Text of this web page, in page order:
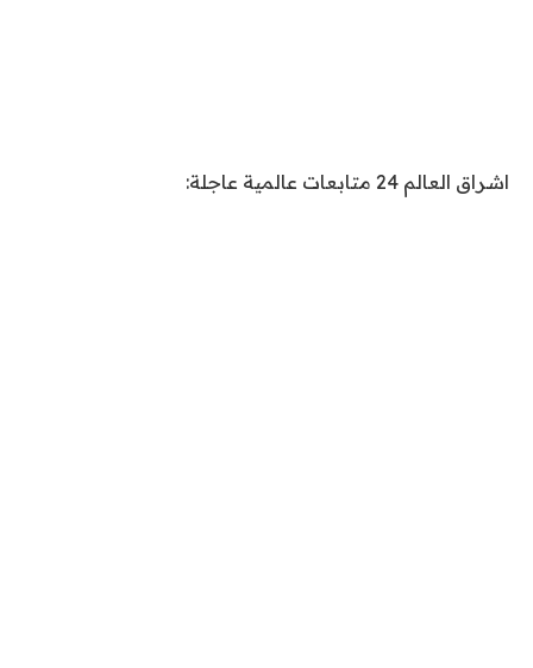
اشراق العالم 24 متابعات عالمية عاجلة: